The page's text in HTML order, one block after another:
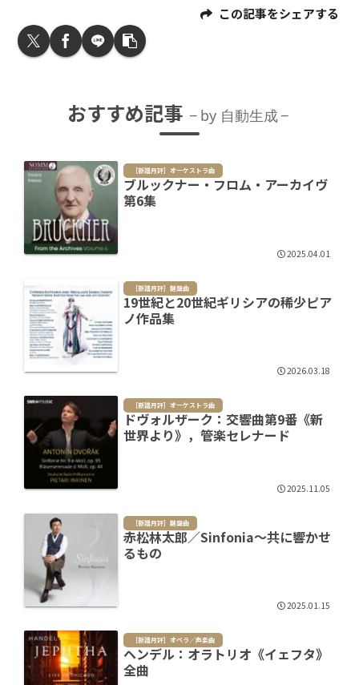
この記事をシェアする
おすすめ記事 by 自動生成
［新譜月評］オーケストラ曲
ブルックナー・フロム・アーカイヴ
第6集
2025.04.01
［新譜月評］鍵盤曲
19世紀と20世紀ギリシアの稀少ピア
ノ作品集
2026.03.18
［新譜月評］オーケストラ曲
ドヴォルザーク：交響曲第9番《新
世界より》，管楽セレナード
2025.11.05
［新譜月評］鍵盤曲
赤松林太郎／Sinfonia～共に響かせ
るもの
2025.01.15
［新譜月評］オペラ／声楽曲
ヘンデル：オラトリオ《イェフタ》
全曲